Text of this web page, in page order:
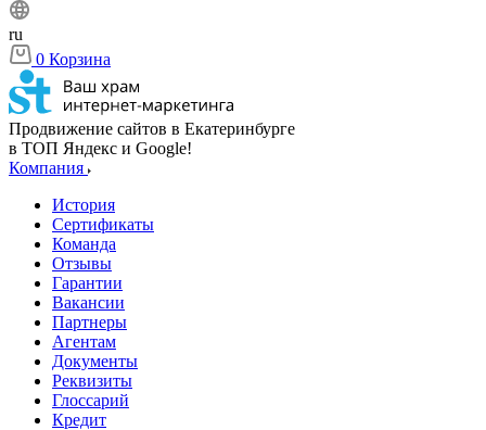
ru
0 Корзина
Продвижение сайтов в Екатеринбурге
в ТОП Яндекс и Google!
Компания
История
Сертификаты
Команда
Отзывы
Гарантии
Вакансии
Партнеры
Агентам
Документы
Реквизиты
Глоссарий
Кредит